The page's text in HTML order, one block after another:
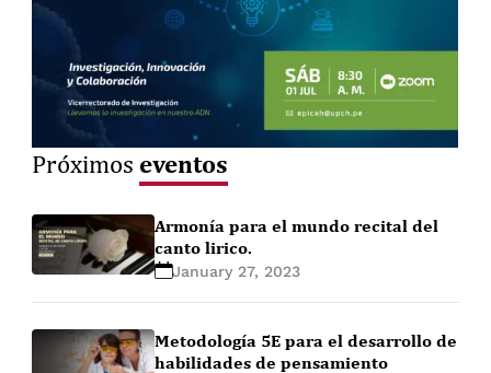
Próximos eventos
Armonía para el mundo recital del
canto lirico.
January 27, 2023
Metodología 5E para el desarrollo de
habilidades de pensamiento